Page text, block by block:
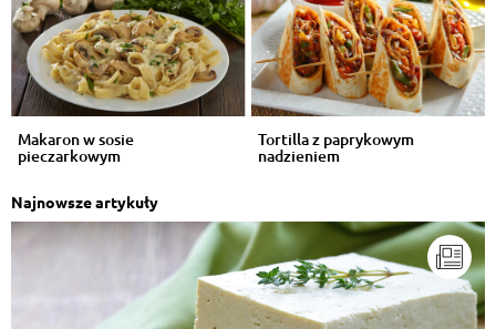
Makaron w sosie
pieczarkowym
Tortilla z paprykowym
nadzieniem
Najnowsze artykuły